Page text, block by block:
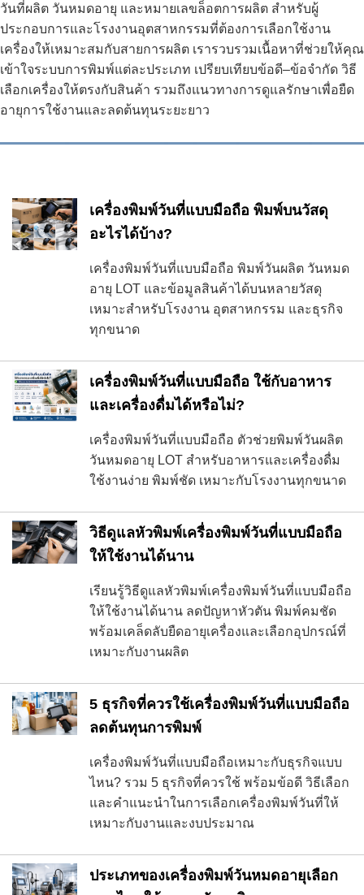
วันที่ผลิต วันหมดอายุ และหมายเลขล็อตการผลิต สำหรับผู้
ประกอบการและโรงงานอุตสาหกรรมที่ต้องการเลือกใช้งาน
เครื่องให้เหมาะสมกับสายการผลิต เรารวบรวมเนื้อหาที่ช่วยให้คุณ
เข้าใจระบบการพิมพ์แต่ละประเภท เปรียบเทียบข้อดี–ข้อจำกัด วิธี
เลือกเครื่องให้ตรงกับสินค้า รวมถึงแนวทางการดูแลรักษาเพื่อยืด
อายุการใช้งานและลดต้นทุนระยะยาว
เครื่องพิมพ์วันที่แบบมือถือ พิมพ์บนวัสดุ
อะไรได้บ้าง?
เครื่องพิมพ์วันที่แบบมือถือ พิมพ์วันผลิต วันหมด
อายุ LOT และข้อมูลสินค้าได้บนหลายวัสดุ
เหมาะสำหรับโรงงาน อุตสาหกรรม และธุรกิจ
ทุกขนาด
เครื่องพิมพ์วันที่แบบมือถือ ใช้กับอาหาร
และเครื่องดื่มได้หรือไม่?
เครื่องพิมพ์วันที่แบบมือถือ ตัวช่วยพิมพ์วันผลิต
วันหมดอายุ LOT สำหรับอาหารและเครื่องดื่ม
ใช้งานง่าย พิมพ์ชัด เหมาะกับโรงงานทุกขนาด
วิธีดูแลหัวพิมพ์เครื่องพิมพ์วันที่แบบมือถือ
ให้ใช้งานได้นาน
เรียนรู้วิธีดูแลหัวพิมพ์เครื่องพิมพ์วันที่แบบมือถือ
ให้ใช้งานได้นาน ลดปัญหาหัวตัน พิมพ์คมชัด
พร้อมเคล็ดลับยืดอายุเครื่องและเลือกอุปกรณ์ที่
เหมาะกับงานผลิต
5 ธุรกิจที่ควรใช้เครื่องพิมพ์วันที่แบบมือถือ
ลดต้นทุนการพิมพ์
เครื่องพิมพ์วันที่แบบมือถือเหมาะกับธุรกิจแบบ
ไหน? รวม 5 ธุรกิจที่ควรใช้ พร้อมข้อดี วิธีเลือก
และคำแนะนำในการเลือกเครื่องพิมพ์วันที่ให้
เหมาะกับงานและงบประมาณ
ประเภทของเครื่องพิมพ์วันหมดอายุเลือก